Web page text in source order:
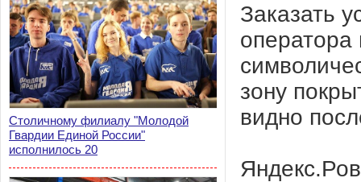
Столичному филиалу "Молодой
Гвардии Единой России"
исполнилось 20
Заказать
зону
видно